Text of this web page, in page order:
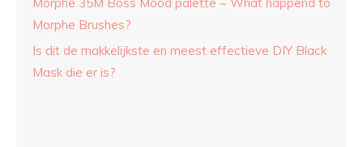
Morphe Brushes?
Is dit de makkelijkste en meest effectieve DIY Black
Mask die er is?